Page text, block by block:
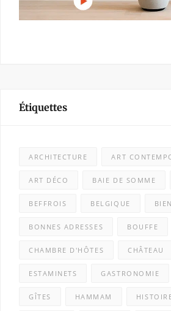
Étiquettes
ARCHITECTURE ART
ART DÉCO BAIE DE SOMME
BEFFROIS BELGIQUE
BONNES ADRESSES BOUFFE
CHAMBRE D'HÔTES CHÂTEAU
ESTAMINETS GASTRONOMIE
GÎTES HAMMAM